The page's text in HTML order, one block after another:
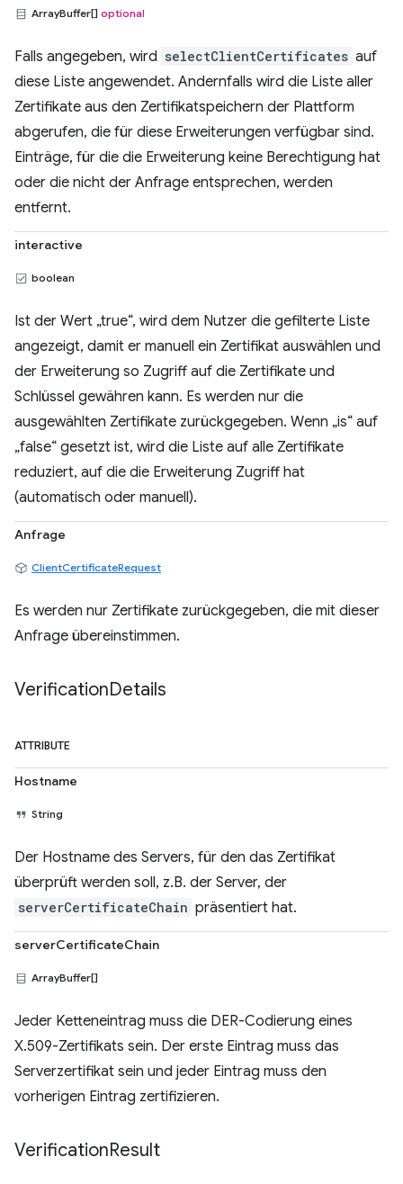
ArrayBuffer[] optional
Falls angegeben, wird selectClientCertificates auf
diese Liste angewendet. Andernfalls wird die Liste aller
Zertifikate aus den Zertifikatspeichern der Plattform
abgerufen, die für diese Erweiterungen verfügbar sind.
Einträge, für die die Erweiterung keine Berechtigung hat
oder die nicht der Anfrage entsprechen, werden
entfernt.
interactive
boolean
Ist der Wert „true“, wird dem Nutzer die gefilterte Liste
angezeigt, damit er manuell ein Zertifikat auswählen und
der Erweiterung so Zugriff auf die Zertifikate und
Schlüssel gewähren kann. Es werden nur die
ausgewählten Zertifikate zurückgegeben. Wenn „is“ auf
„false“ gesetzt ist, wird die Liste auf alle Zertifikate
reduziert, auf die die Erweiterung Zugriff hat
(automatisch oder manuell).
Anfrage
ClientCertificateRequest
Es werden nur Zertifikate zurückgegeben, die mit dieser
Anfrage übereinstimmen.
VerificationDetails
ATTRIBUTE
Hostname
String
Der Hostname des Servers, für den das Zertifikat
überprüft werden soll, z.B. der Server, der
serverCertificateChain präsentiert hat.
serverCertificateChain
ArrayBuffer[]
Jeder Ketteneintrag muss die DER-Codierung eines
X.509-Zertifikats sein. Der erste Eintrag muss das
Serverzertifikat sein und jeder Eintrag muss den
vorherigen Eintrag zertifizieren.
VerificationResult